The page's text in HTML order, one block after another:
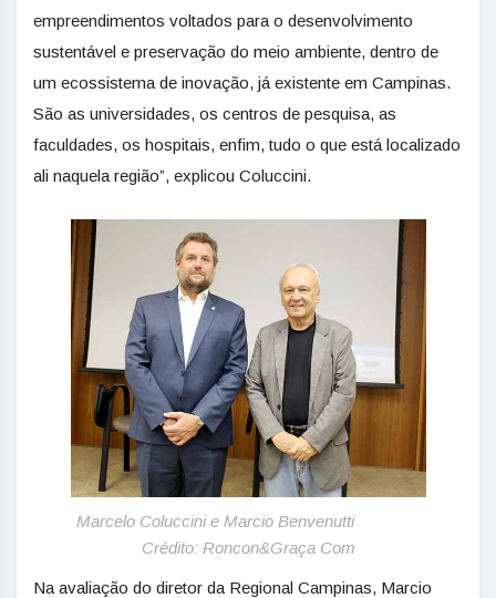
empreendimentos voltados para o desenvolvimento
sustentável e preservação do meio ambiente, dentro de
um ecossistema de inovação, já existente em Campinas.
São as universidades, os centros de pesquisa, as
faculdades, os hospitais, enfim, tudo o que está localizado
ali naquela região”, explicou Coluccini.
Marcelo Coluccini e Marcio Benvenutti
Crédito: Roncon&Graça Com
Na avaliação do diretor da Regional Campinas, Marcio